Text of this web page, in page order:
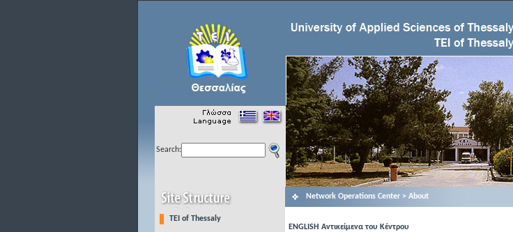
Search:
TEI of Thessaly
Network Operations Center > About
ENGLISH Αντικείμενα του Κέντρου